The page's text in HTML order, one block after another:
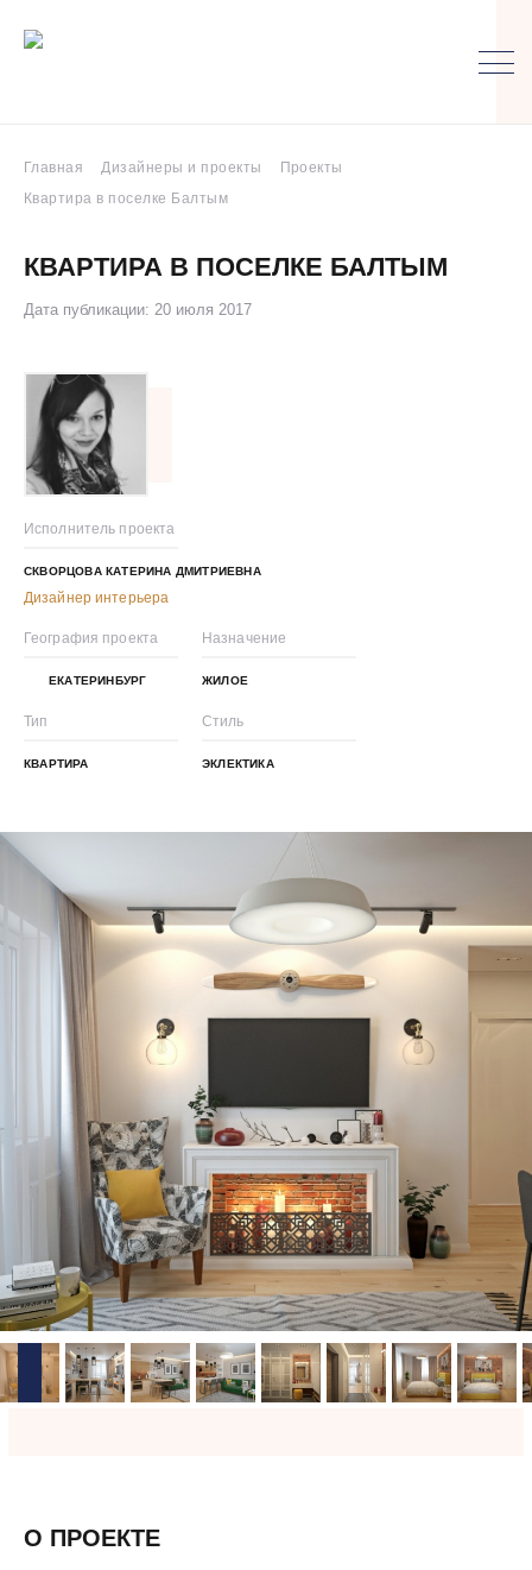
Главная Дизайнеры и проекты
Проекты
Квартира в поселке Балтым
КВАРТИРА В ПОСЕЛКЕ БАЛТЫМ
Дата публикации: 20 июля 2017
Исполнитель проекта
СКВОРЦОВА КАТЕРИНА ДМИТРИЕВНА
Дизайнер интерьера
География проекта
ЕКАТЕРИНБУРГ
Назначение
ЖИЛОЕ
Тип
КВАРТИРА
Стиль
ЭКЛЕКТИКА
О ПРОЕКТЕ